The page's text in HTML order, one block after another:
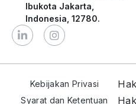
Ibukota Jakarta,
Indonesia, 12780.
Kebijakan Privasi
Syarat dan Ketentuan